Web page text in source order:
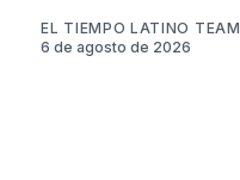
EL TIEMPO LATINO TEAM
6 de agosto de 2026